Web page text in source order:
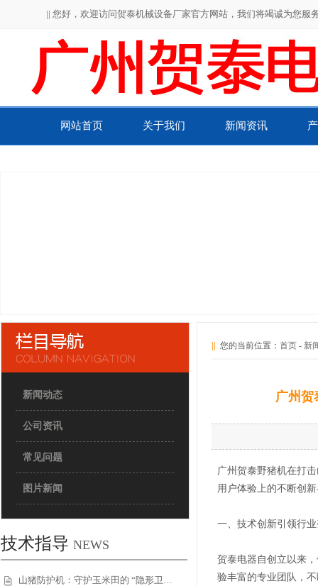
|| 您好，欢迎访问贺泰机械设备厂家官方网站，我们将竭诚为您
网站首页 关于我们 新闻资讯
新闻动态
公司资讯
常见问题
图片新闻
技术指导 NEWS
山猪防护机：守护玉米田的 “隐形卫…
您的当前位置： 首页 - 新
广州贺
广州贺泰野猪机在打
用户体验上的不断创
一、技术创新引领行
贺泰电器自创立以来
验丰富的专业团队，